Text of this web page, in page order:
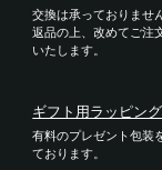
交換は承っておりませ
返品の上、改めてご注
いたします。
ギフト用ラッピング
有料のプレゼント包装
ております。